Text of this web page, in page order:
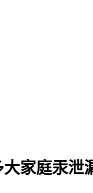
家庭汞泄